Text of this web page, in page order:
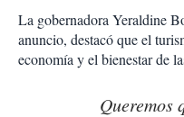
La gobernadora Yeraldine
anuncio, destacó que el
economía y el bienestar de
Queremos